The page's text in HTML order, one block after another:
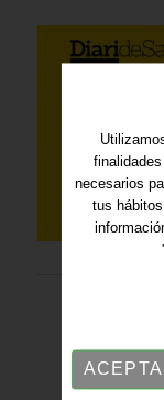
necesarios
tus